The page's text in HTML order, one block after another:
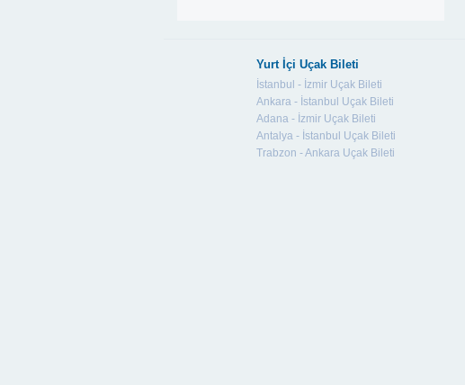
Yurt İçi Uçak Bileti
İstanbul - İzmir Uçak Bileti
Ankara - İstanbul Uçak Bileti
Adana - İzmir Uçak Bileti
Antalya - İstanbul Uçak Bileti
Trabzon - Ankara Uçak Bileti